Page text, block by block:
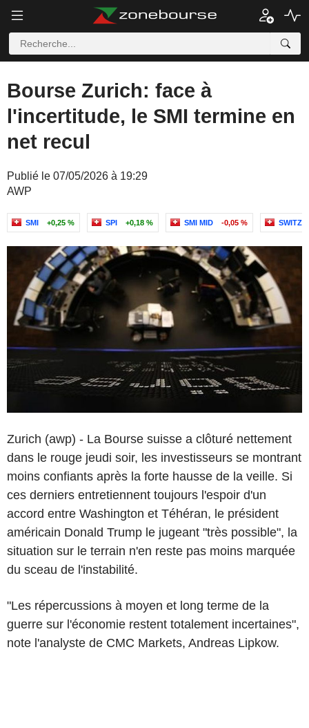
Bourse Zurich: face à
l'incertitude, le SMI termine en
net recul
Publié le 07/05/2026 à 19:29
AWP
SMI +0,25 % SPI +0,18 % SMI MID -0,05 %
Zurich (awp) - La Bourse suisse a clôturé nettement
dans le rouge jeudi soir, les investisseurs se montrant
moins confiants après la forte hausse de la veille. Si
ces derniers entretiennent toujours l'espoir d'un
accord entre Washington et Téhéran, le président
américain Donald Trump le jugeant "très possible", la
situation sur le terrain n'en reste pas moins marquée
du sceau de l'instabilité.
"Les répercussions à moyen et long terme de la
guerre sur l'économie restent totalement incertaines",
note l'analyste de CMC Markets, Andreas Lipkow.